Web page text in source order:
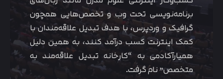
برنامه‌نویسی تحت وب و تخصص‌هایی همچون
گرافیک و وردپرس، با هدف تبدیل علاقه‌مندان با
کمک اینترنت کسب درآمد کنند، به همین دلیل
همیارآکادمی به “کارخانه تبدیل علاقه‌مند به
متخصص” نام گرفت.
متوجه شدم